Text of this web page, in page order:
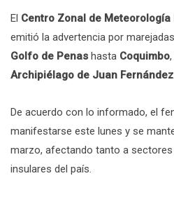
El Centro Zonal de
emitió la advertencia por
Golfo de Penas hasta Coquimbo
Archipiélago de Juan Fernández.
De acuerdo con lo informado, el
manifestarse este lunes y se
marzo, afectando tanto a
insulares del país.